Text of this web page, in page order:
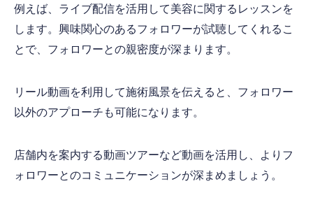
例えば、ライブ配信を活用して美容に関するレッスンを
します。興味関心のあるフォロワーが試聴してくれるこ
とで、フォロワーとの親密度が深まります。
リール動画を利用して施術風景を伝えると、フォロワー
以外のアプローチも可能になります。
店舗内を案内する動画ツアーなど動画を活用し、よりフ
ォロワーとのコミュニケーションが深まめましょう。